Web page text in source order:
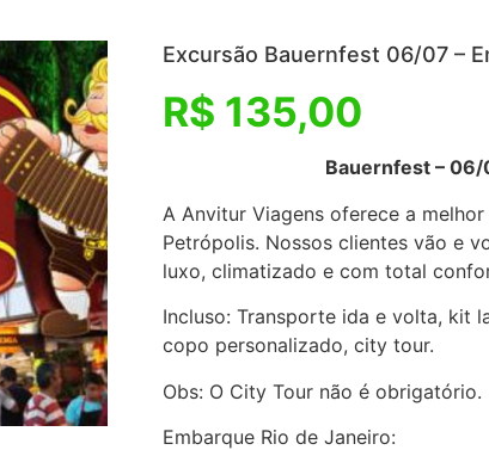
Excursão Bauernfest 06/07 –
R$ 135,00
Bauernfest – 06/07 –
A Anvitur Viagens oferece a
Petrópolis. Nossos clientes vão e
luxo, climatizado e com total
Incluso: Transporte ida e volta, kit
copo personalizado, city tour.
Obs: O City Tour não é obrigatório.
Embarque Rio de Janeiro: